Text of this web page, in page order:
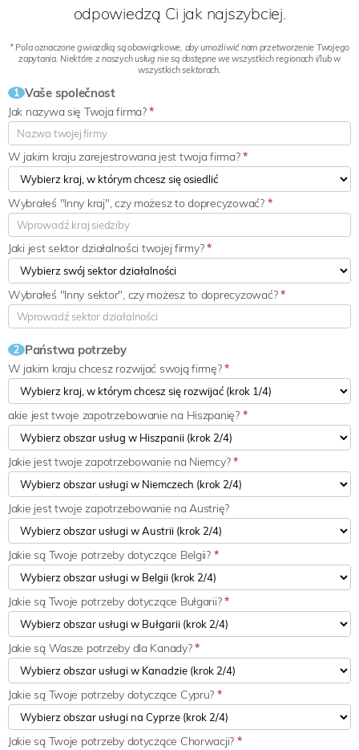
odpowiedzą Ci jak najszybciej.
* Pola oznaczone gwiazdką są obowiązkowe, aby umożliwić nam przetworzenie Twojego
zapytania. Niektóre z naszych usług nie są dostępne we wszystkich regionach i/lub w
wszystkich sektorach.
1 Vaše společnost
Jak nazywa się Twoja firma?*
W jakim kraju zarejestrowana jest twoja firma?*
Jaki jest sektor działalności twojej firmy?*
Wybrałeś "Inny kraj", czy możesz to doprecyzować? *
Wybrałeś "Inny sektor", czy możesz to doprecyzować?*
2 Państwa potrzeby
W jakim kraju chcesz rozwijać swoją firmę?*
akie jest twoje zapotrzebowanie na Hiszpanię? *
Jakie jest twoje zapotrzebowanie na Niemcy?*
Jakie jest twoje zapotrzebowanie na Austrię?
Jakie są Twoje potrzeby dotyczące Belgii? *
Jakie są Twoje potrzeby dotyczące Bułgarii?*
Jakie są Wasze potrzeby dla Kanady?*
Jakie są Twoje potrzeby dotyczące Cypru? *
Jakie są Twoje potrzeby dotyczące Chorwacji? *